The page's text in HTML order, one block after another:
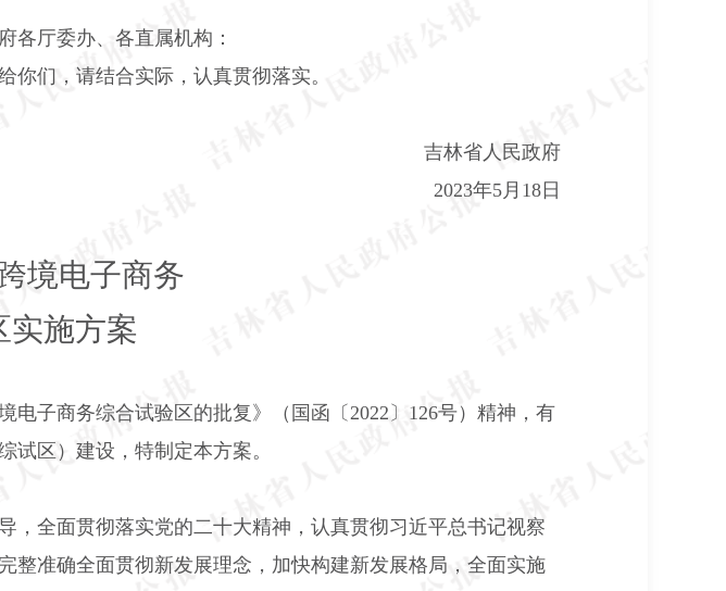
各厅委办、各直属机构：
们，请结合实际，认真贯彻落实。
吉林省人民政府
2023年5月 18 日
境电子商务
实施方案
电子商务综合试验区的批复》（国函〔 2022 〕 126号）精神，有
试区）建设，特制定本方案。
，全面贯彻落实党的二十大精神，认真贯彻习近平总书记视察
整准确全面贯彻新发展理念，加快构建新发展格局，全面实施